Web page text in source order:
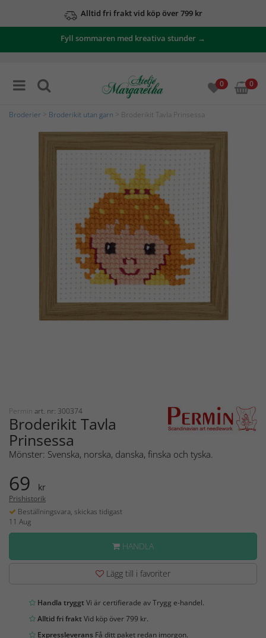
Alltid fri frakt vid köp över 799 kr
Fyll sommaren med kreativa stunder →
0 0
Broderier Broderikit utan garn > Broderikit Tavla Prinsessa
Permin art. nr: 300374
Broderikit Tavla
Prinsessa
Mönster: Svenska, norska, danska, finska och tyska.
69 kr
Prishistorik
Beställningsvara, skickas tidigast
11 Aug
HANDLA
Lägg till i favoriter
Handla tryggtVi är certifierade av Trygg e-handel.
Alltid fri fraktVid köp över 799 kr.
Expressleverans Få ditt paket redan imorgon.